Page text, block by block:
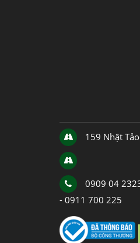
159 Nhật
0909 04
- 0911 700 225